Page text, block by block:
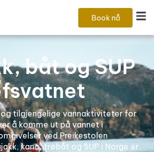
Book nå
båt og SUP
tilgjengelige vannaktiviteter for
å komme ut på vannet i
ved Preikestolen
kano, trøbåt og SUP i Norge er